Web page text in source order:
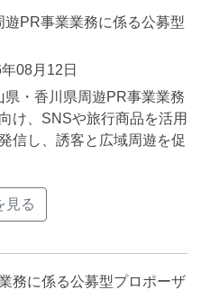
PR事業業務に係る公募型
08月12日
・香川県周遊PR事業業務
け、SNSや旅行商品を活用
信し、誘客と広域周遊を促
見る
務に係る公募型プロポーザ